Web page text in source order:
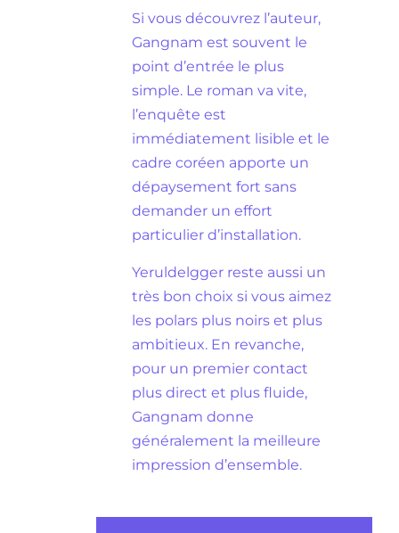
Si vous découvrez l’auteur,
Gangnam est souvent le
point d’entrée le plus
simple. Le roman va vite,
l’enquête est
immédiatement lisible et le
cadre coréen apporte un
dépaysement fort sans
demander un effort
particulier d’installation.
Yeruldelgger reste aussi un
très bon choix si vous aimez
les polars plus noirs et plus
ambitieux. En revanche,
pour un premier contact
plus direct et plus fluide,
Gangnam donne
généralement la meilleure
impression d’ensemble.